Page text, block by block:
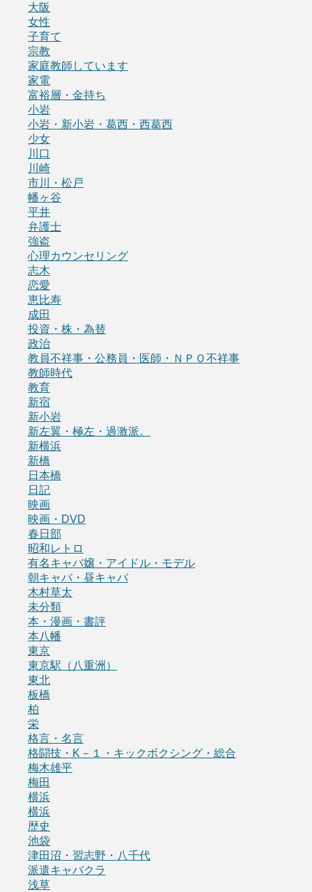
大阪
女性
子育て
宗教
家庭教師しています
家電
富裕層・金持ち
小岩
小岩・新小岩・葛西・西葛西
少女
川口
川崎
市川・松戸
幡ヶ谷
平井
弁護士
強盗
心理カウンセリング
志木
恋愛
恵比寿
成田
投資・株・為替
政治
教員不祥事・公務員・医師・ＮＰＯ不祥事
教師時代
教育
新宿
新小岩
新左翼・極左・過激派。
新横浜
新橋
日本橋
日記
映画
映画・DVD
春日部
昭和レトロ
有名キャバ嬢・アイドル・モデル
朝キャバ・昼キャバ
木村草太
未分類
本・漫画・書評
本八幡
東京
東京駅（八重洲）
東北
板橋
柏
栄
格言・名言
格闘技・K－１・キックボクシング・総合
梅木雄平
梅田
横浜
横浜
歴史
池袋
津田沼・習志野・八千代
派遣キャバクラ
浅草